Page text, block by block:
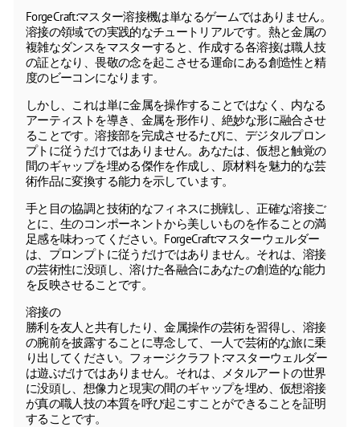
ForgeCraft:マスター溶接機は単なるゲームではありません。
溶接の領域での実践的なチュートリアルです。熱と金属の
複雑なダンスをマスターすると、作成する各溶接は職人技
の証となり、畏敬の念を起こさせる運命にある創造性と精
度のビーコンになります。
しかし、これは単に金属を操作することではなく、内なる
アーティストを導き、金属を形作り、絶妙な形に融合させ
ることです。溶接部を完成させるたびに、デジタルプロン
プトに従うだけではありません。あなたは、仮想と触覚の
間のギャップを埋める傑作を作成し、原材料を魅力的な芸
術作品に変換する能力を示しています。
手と目の協調と技術的なフィネスに挑戦し、正確な溶接ご
とに、生のコンポーネントから美しいものを作ることの満
足感を味わってください。ForgeCraft:マスターウェルダー
は、プロンプトに従うだけではありません。それは、溶接
の芸術性に没頭し、溶けた各融合にあなたの創造的な能力
を反映させることです。
溶接の
勝利を友人と共有したり、金属操作の芸術を習得し、溶接
の腕前を披露することに専念して、一人で芸術的な旅に乗
り出してください。フォージクラフト:マスターウェルダー
は遊ぶだけではありません。それは、メタルアートの世界
に没頭し、想像力と現実の間のギャップを埋め、仮想溶接
が真の職人技の本質を呼び起こすことができることを証明
することです。